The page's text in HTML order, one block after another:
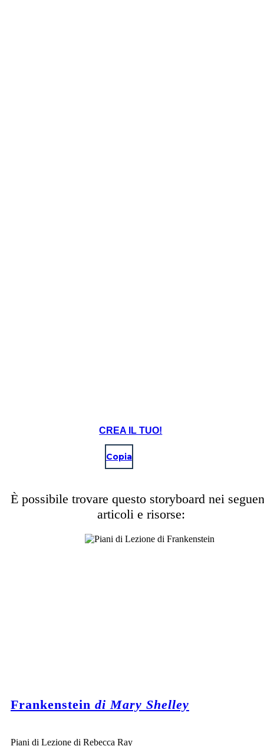
CREA IL TUO!
Copia
È possibile trovare questo storyboard nei
articoli e risorse:
Frankenstein di Mary Shelley
Piani di Lezione di Rebecca Ray